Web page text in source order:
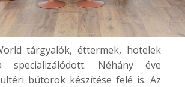
tárgyalók, éttermek, hotelek
specializálódott. Néhány éve
bútorok készítése felé is. Az